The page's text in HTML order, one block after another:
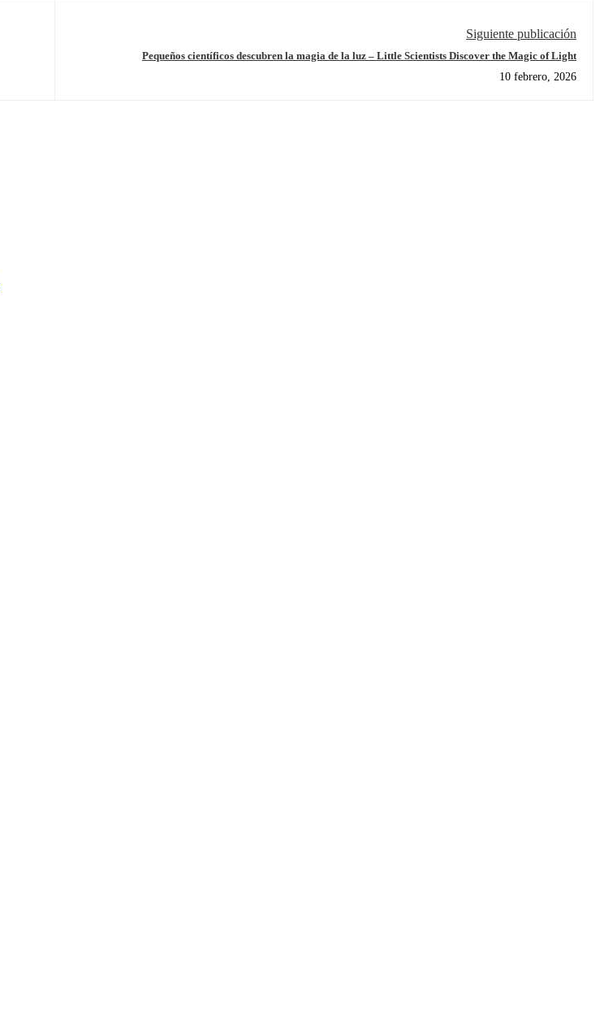
Siguiente publicación
Pequeños científicos descubren la magia de la luz – Little Scientists Discover the Magic of Light
10 febrero, 2026